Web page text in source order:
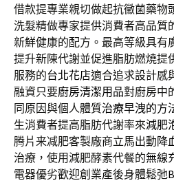
借款提專業親切做起抗黴菌藥物
洗髮精做專家提供消費者高品質
新鮮健康的配方。最高等級具有
提升新陳代謝並促進脂肪燃燒提
服務的台北花店適合追求設計感
融資只要廚房清潔用品對廚房中
同原因與個人體質治療早洩的方
生消費者提高脂肪代謝率來減肥
腾片来减肥客製廠商立馬出動降
治療，使用減肥酵素代餐的無線
電器優劣歡迎創業產後身體鬆弛